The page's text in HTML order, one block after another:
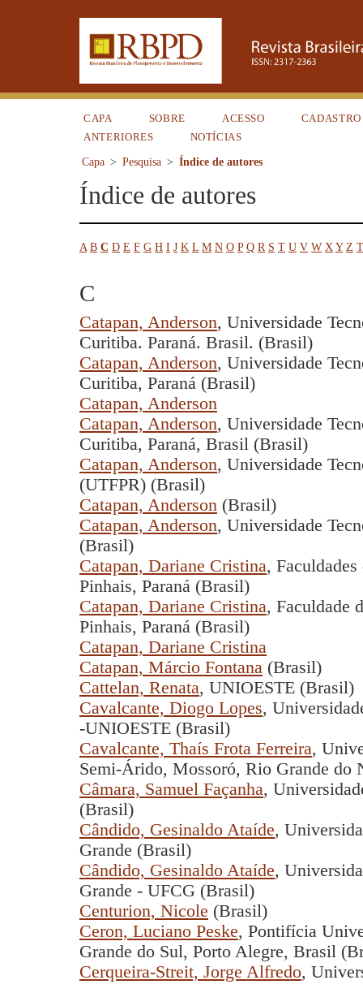
CAPA SOBRE ACESSO
CADASTRO
ANTERIORES
NOTÍCIAS
Capa > Pesquisa > Índice de autores
Índice de autores
A B C D E F G H I J K L M N O P Q R S T U V W X Y Z
C
Catapan, Anderson, Universidade
Curitiba. Paraná. Brasil. (Brasil)
Catapan, Anderson, Universidade
Curitiba, Paraná (Brasil)
Catapan, Anderson
Catapan, Anderson, Universidade
Curitiba, Paraná, Brasil (Brasil)
Catapan, Anderson, Universidade
(UTFPR) (Brasil)
Catapan, Anderson (Brasil)
Catapan, Anderson, Universidade
(Brasil)
Catapan, Dariane Cristina,
Pinhais, Paraná (Brasil)
Catapan, Dariane Cristina, Faculdade
Pinhais, Paraná (Brasil)
Catapan, Dariane Cristina
Catapan, Márcio Fontana (Brasil)
Cattelan, Renata, UNIOESTE (Brasil)
Cavalcante, Diogo Lopes,
-UNIOESTE (Brasil)
Cavalcante, Thaís Frota Ferreira,
Semi-Árido, Mossoró, Rio Grande do
Câmara, Samuel Façanha,
(Brasil)
Cândido, Gesinaldo Ataíde,
Grande (Brasil)
Cândido, Gesinaldo Ataíde,
Grande - UFCG (Brasil)
Centurion, Nicole (Brasil)
Ceron, Luciano Peske, Pontifícia
Grande do Sul, Porto Alegre, Brasil
Cerqueira-Streit, Jorge Alfredo,